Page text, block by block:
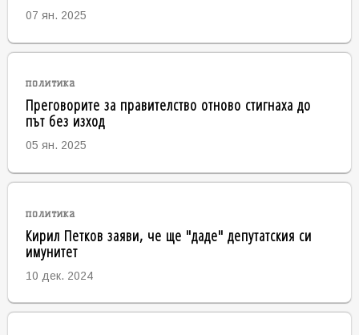
07 ян. 2025
политика
Преговорите за правителство отново стигнаха до
път без изход
05 ян. 2025
политика
Кирил Петков заяви, че ще "даде" депутатския си
имунитет
10 дек. 2024